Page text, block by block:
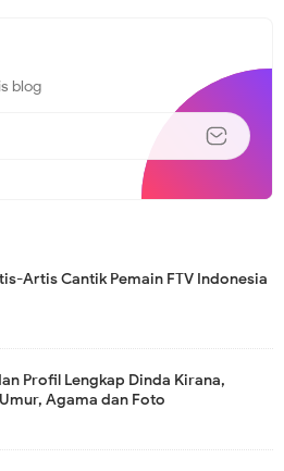
blog
Artis Cantik Pemain FTV Indonesia
Profil Lengkap Dinda Kirana,
Agama dan Foto